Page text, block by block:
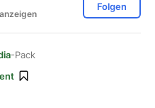
Folgen
-Pack